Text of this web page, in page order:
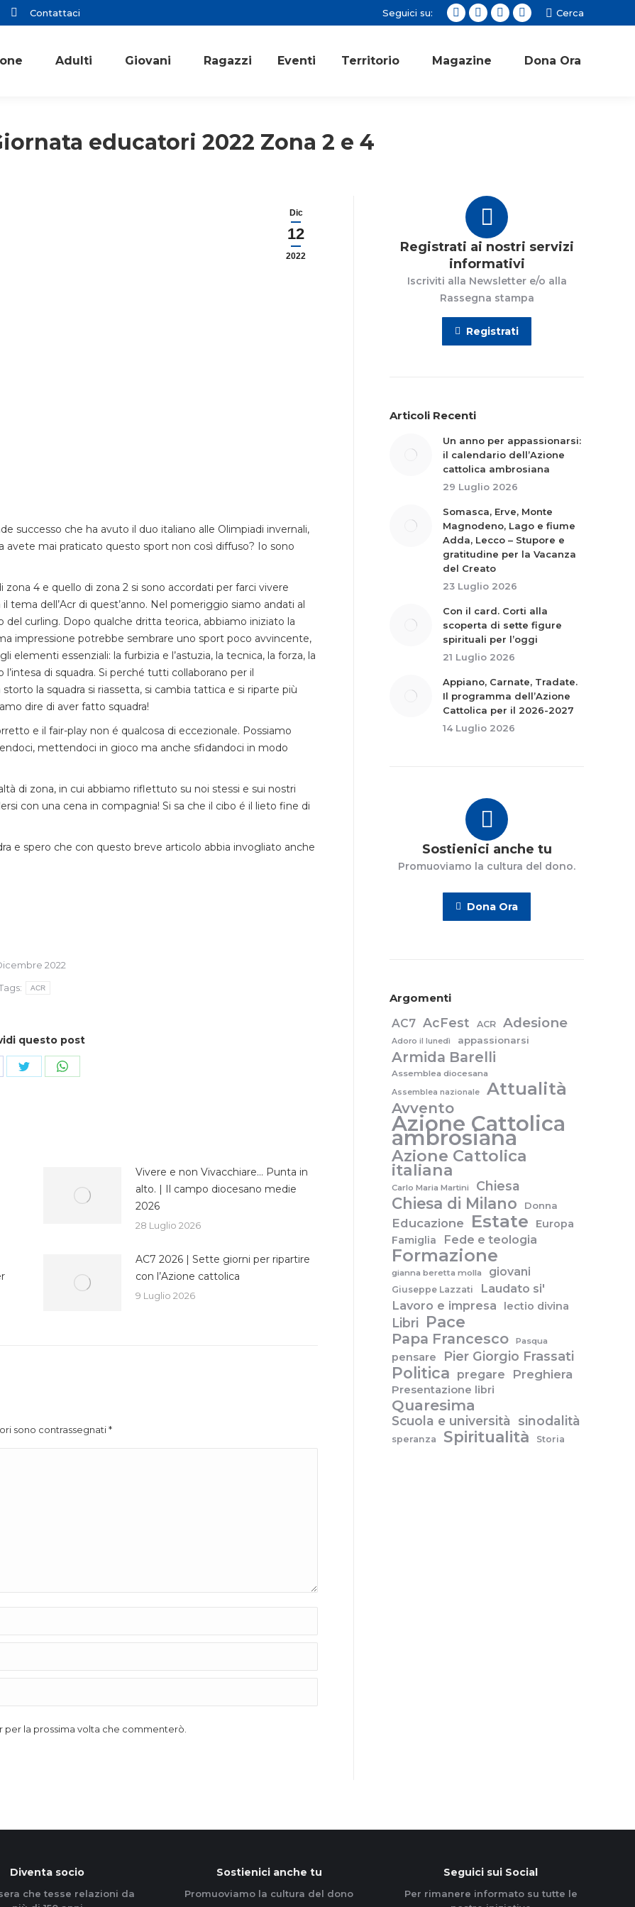
Contattaci Seguici su:
Facebook
opens
Twitter
opens
Instagram
opens
YouTube
opens
Cerca:
Cerca
Adulti Giovani Ragazzi Eventi Territorio Magazine Dona Ora
educatori 2022 Zona 2 e 4
Dic
12
2022
successo che ha avuto il duo italiano alle Olimpiadi invernali,
avete mai praticato questo sport non così diffuso? Io sono
4 e quello di zona 2 si sono accordati per farci vivere
tema dell’Acr di quest’anno. Nel pomeriggio siamo andati al
curling. Dopo qualche dritta teorica, abbiamo iniziato la
impressione potrebbe sembrare uno sport poco avvincente,
essenziali: la furbizia e l’astuzia, la tecnica, la forza, la
di squadra. Si perché tutti collaborano per il
la squadra si riassetta, si cambia tattica e si riparte più
dire di aver fatto squadra!
e il fair-play non é qualcosa di eccezionale. Possiamo
mettendoci in gioco ma anche sfidandoci in modo
di zona, in cui abbiamo riflettuto su noi stessi e sui nostri
con una cena in compagnia! Si sa che il cibo é il lieto fine di
e spero che con questo breve articolo abbia invogliato anche
2022
ACR
questo post
CondividiCondividi
Vivere e non Vivacchiare… Punta in
alto. | Il campo diocesano medie
2026
28 Luglio 2026
AC7 2026 | Sette giorni per ripartire
con l’Azione cattolica
9 Luglio 2026
sono contrassegnati*
per la prossima volta che commenterò.
Registrati ai nostri servizi
informativi
Iscriviti alla Newsletter e/o alla
Rassegna stampa
Registrati
Articoli Recenti
Un anno per appassionarsi:
il calendario dell’Azione
cattolica ambrosiana
29 Luglio 2026
Somasca, Erve, Monte
Magnodeno, Lago e fiume
Adda, Lecco – Stupore e
gratitudine per la Vacanza
del Creato
23 Luglio 2026
Con il card. Corti alla
scoperta di sette figure
spirituali per l’oggi
21 Luglio 2026
Appiano, Carnate, Tradate.
Il programma dell’Azione
Cattolica per il 2026-2027
14 Luglio 2026
Sostienici anche tu
Promuoviamo la cultura del dono.
Dona Ora
Argomenti
AC7 AcFest ACR Adesione
Adoro il lunedì appassionarsi
Armida Barelli
Assemblea diocesana
Assemblea nazionale Attualità
Avvento
Azione Cattolica
ambrosiana
Azione Cattolica
italiana
Carlo Maria Martini Chiesa
Chiesa di Milano Donna
Educazione Estate
Europa
Famiglia
Fede e teologia
Formazione
gianna beretta molla giovani
Giuseppe Lazzati
Laudato si'
Lavoro e impresa
lectio divina
Libri Pace
Papa Francesco Pasqua
pensare Pier Giorgio Frassati
Politica pregare Preghiera
Presentazione libri
Quaresima
Scuola e università sinodalità
speranza Spiritualità Storia
Diventa socio
che tesse relazioni da
Sostienici anche tu
Promuoviamo la cultura del dono
Seguici sui Social
Per rimanere informato su tutte le